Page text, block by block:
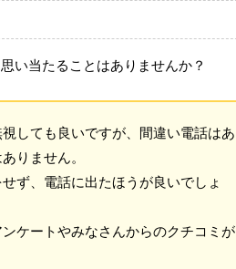
い当たることはありませんか？
しても良いですが、間違い電話はあ
りません。
ず、電話に出たほうが良いでしょ
ケートやみなさんからのクチコミが